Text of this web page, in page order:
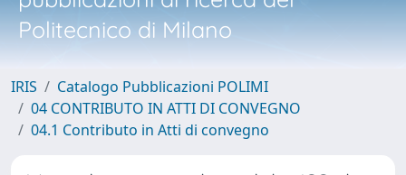
Politecnico di Milano
IRIS
Catalogo Pubblicazioni POLIMI
04 CONTRIBUTO IN ATTI DI CONVEGNO
04.1 Contributo in Atti di convegno